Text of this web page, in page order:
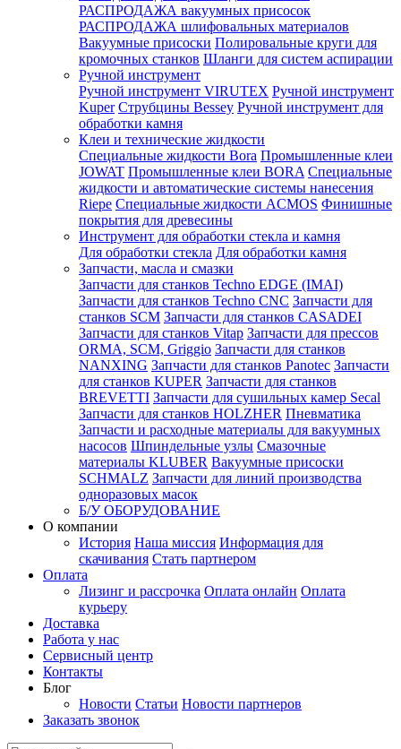
РАСПРОДАЖА вакуумных присосок
РАСПРОДАЖА шлифовальных материалов
Вакуумные присоски Полировальные круги для
кромочных станков Шланги для систем аспирации
Ручной инструмент
Ручной инструмент VIRUTEX Ручной инструмент
Kuper Струбцины Bessey Ручной инструмент для
обработки камня
Клеи и технические жидкости
Специальные жидкости Bora Промышленные клеи
JOWAT Промышленные клеи BORA Специальные
жидкости и автоматические системы нанесения
Riepe Специальные жидкости ACMOS Финишные
покрытия для древесины
Инструмент для обработки стекла и камня
Для обработки стекла Для обработки камня
Запчасти, масла и смазки
Запчасти для станков Techno EDGE (IMAI)
Запчасти для станков Techno CNC Запчасти для
станков SCM Запчасти для станков CASADEI
Запчасти для станков Vitap Запчасти для прессов
ORMA, SCM, Griggio Запчасти для станков
NANXING Запчасти для станков Panotec Запчасти
для станков KUPER Запчасти для станков
BREVETTI Запчасти для сушильных камер Secal
Запчасти для станков HOLZHER Пневматика
Запчасти и расходные материалы для вакуумных
насосов Шпиндельные узлы Смазочные
материалы KLUBER Вакуумные присоски
SCHMALZ Запчасти для линий производства
одноразовых масок
Б/У ОБОРУДОВАНИЕ
О компании
История Наша миссия Информация для
скачивания Стать партнером
Оплата
Лизинг и рассрочка Оплата онлайн Оплата
курьеру
Доставка
Работа у нас
Сервисный центр
Контакты
Блог
Новости Статьи Новости партнеров
Заказать звонок